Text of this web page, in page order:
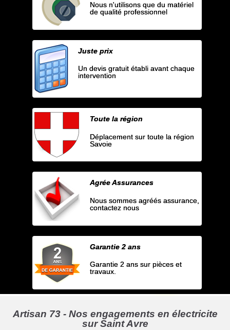
Nous n'utilisons que du matériel
de qualité professionnel
Juste prix
Un devis gratuit établi avant chaque
intervention
Toute la région
Déplacement sur toute la région
Savoie
Agrée Assurances
Nous sommes agréés assurance,
contactez nous
Garantie 2 ans
Garantie 2 ans sur pièces et
travaux.
Artisan 73 - Nos engagements en électricite
sur Saint Avre